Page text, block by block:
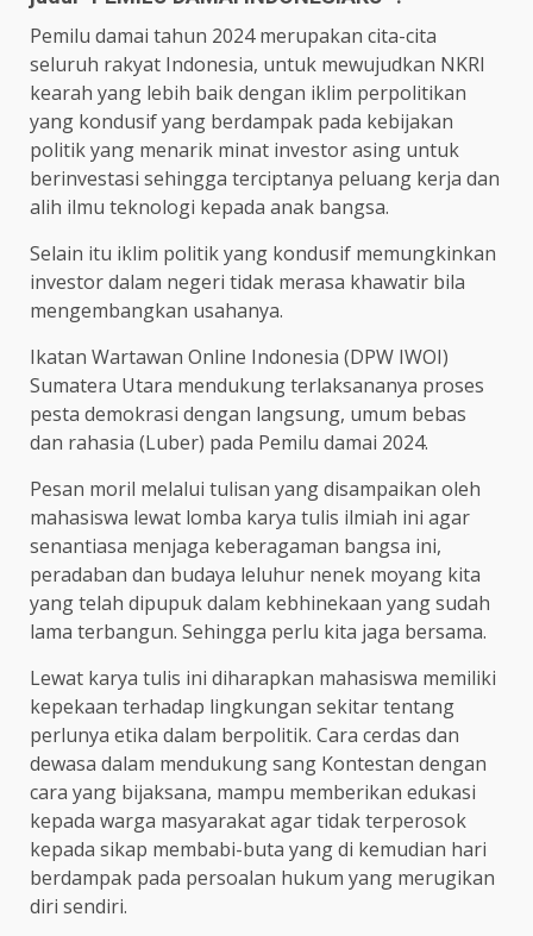
Pemilu damai tahun 2024 merupakan cita-cita
seluruh rakyat Indonesia, untuk mewujudkan NKRI
kearah yang lebih baik dengan iklim perpolitikan
yang kondusif yang berdampak pada kebijakan
politik yang menarik minat investor asing untuk
berinvestasi sehingga terciptanya peluang kerja dan
alih ilmu teknologi kepada anak bangsa.
Selain itu iklim politik yang kondusif memungkinkan
investor dalam negeri tidak merasa khawatir bila
mengembangkan usahanya.
Ikatan Wartawan Online Indonesia (DPW IWOI)
Sumatera Utara mendukung terlaksananya proses
pesta demokrasi dengan langsung, umum bebas
dan rahasia (Luber) pada Pemilu damai 2024.
Pesan moril melalui tulisan yang disampaikan oleh
mahasiswa lewat lomba karya tulis ilmiah ini agar
senantiasa menjaga keberagaman bangsa ini,
peradaban dan budaya leluhur nenek moyang kita
yang telah dipupuk dalam kebhinekaan yang sudah
lama terbangun. Sehingga perlu kita jaga bersama.
Lewat karya tulis ini diharapkan mahasiswa memiliki
kepekaan terhadap lingkungan sekitar tentang
perlunya etika dalam berpolitik. Cara cerdas dan
dewasa dalam mendukung sang Kontestan dengan
cara yang bijaksana, mampu memberikan edukasi
kepada warga masyarakat agar tidak terperosok
kepada sikap membabi-buta yang di kemudian hari
berdampak pada persoalan hukum yang merugikan
diri sendiri.